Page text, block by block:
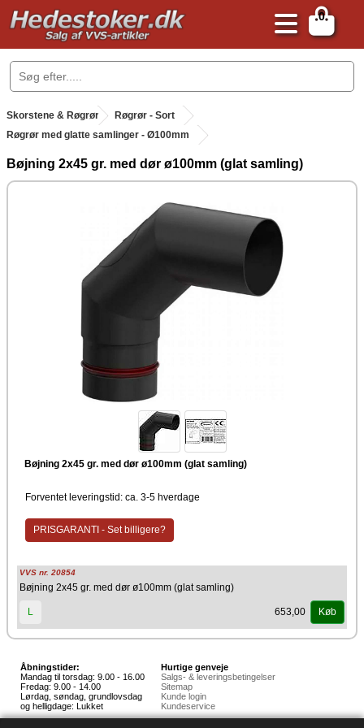
0
.
Skorstene & Røgrør .
Røgrør - Sort
Røgrør med glatte samlinger - Ø100mm
Bøjning 2x45 gr. med dør ø100mm (glat samling)
Bøjning 2x45 gr. med dør ø100mm (glat samling)
Forventet leveringstid: ca. 3-5 hverdage
PRISGARANTI - Set billigere?
VVS nr. 20854
Bøjning 2x45 gr. med dør ø100mm (glat samling)
L 653,00 Køb
Åbningstider:
Mandag til torsdag: 9.00 - 16.00
Fredag: 9.00 - 14.00
Lørdag, søndag, grundlovsdag
og helligdage: Lukket
Hurtige genveje
Salgs- & leveringsbetingelser
Sitemap
Kunde login
Kundeservice